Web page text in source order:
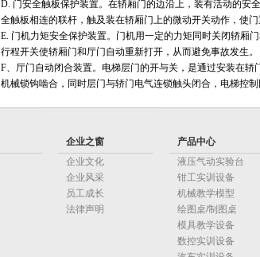
D. 门安全触板保护装置。在轿厢门的边沿上，装有活动的安
全触板相连的联杆，触及装在轿厢门上的微动开关动作，使门
E. 门机力矩安全保护装置。门机用一定的力矩同时关闭轿厢
行程开关使轿厢门和厅门自动重新打开，从而避免事故发生。
F、厅门自动闭合装置。电梯层门的开与关，是通过安装在
机械锁钩啮合，同时层门与轿门电气连锁触头闭合，电梯控制
企业之窗
企业文化
企业风采
员工成长
法律声明
产品中心
液压气动实验台
钳工实训设备
机械教学模型
绘图桌/制图桌
模具教学设备
数控实训设备